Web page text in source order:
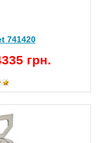
741420
грн.